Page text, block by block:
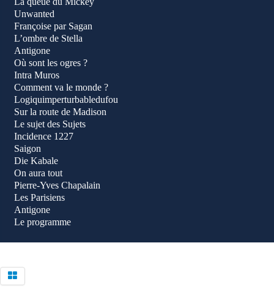
Unwanted
Françoise par Sagan
L’ombre de Stella
Antigone
Où sont les ogres ?
Intra Muros
Comment va le monde ?
Logiquimperturbabledufou
Sur la route de Madison
Le sujet des Sujets
Incidence 1227
Saigon
Die Kabale
On aura tout
Pierre-Yves Chapalain
Les Parisiens
Antigone
Le programme